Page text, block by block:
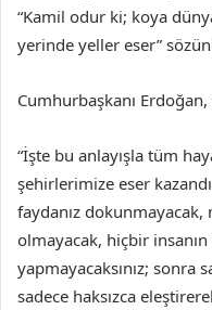
“Kamil odur ki; koya
yerinde yeller eser”
Cumhurbaşkanı
“İşte bu anlayışla tüm
şehirlerimize eser
faydanız
olmayacak, hiçbir
yapmayacaksınız; sonra
sadece haksızca